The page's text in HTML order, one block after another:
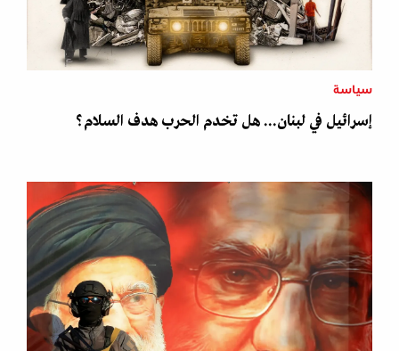
سياسة
إسرائيل في لبنان... هل تخدم الحرب هدف السلام؟